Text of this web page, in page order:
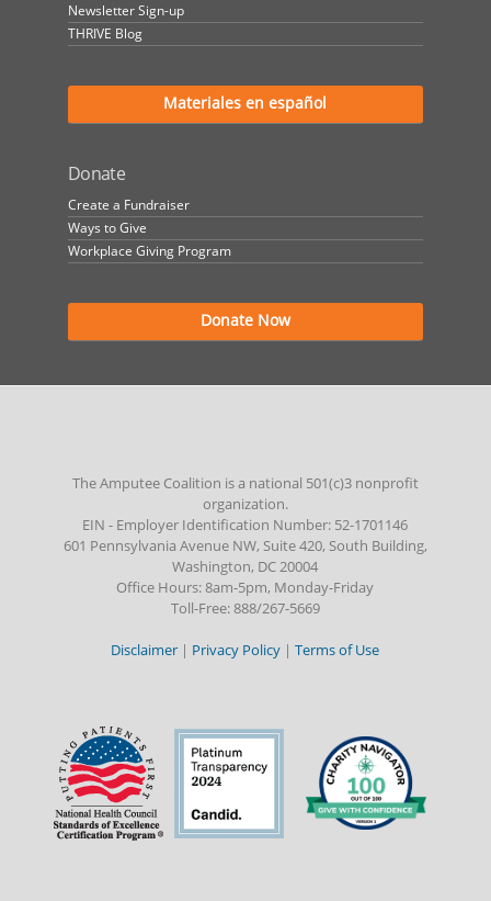
Newsletter Sign-up
THRIVE Blog
Materiales en español
Donate
Create a Fundraiser
Ways to Give
Workplace Giving Program
Donate Now
The Amputee Coalition is a national 501(c)3 nonprofit
organization.
EIN - Employer Identification Number: 52-1701146
601 Pennsylvania Avenue NW, Suite 420, South Building,
Washington, DC 20004
Office Hours: 8am-5pm, Monday-Friday
Toll-Free: 888/267-5669
Disclaimer | Privacy Policy |Terms of Use